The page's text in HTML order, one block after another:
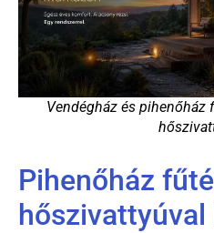
Vendégház és pihenőház
Pihenőház
hőszivattyúval